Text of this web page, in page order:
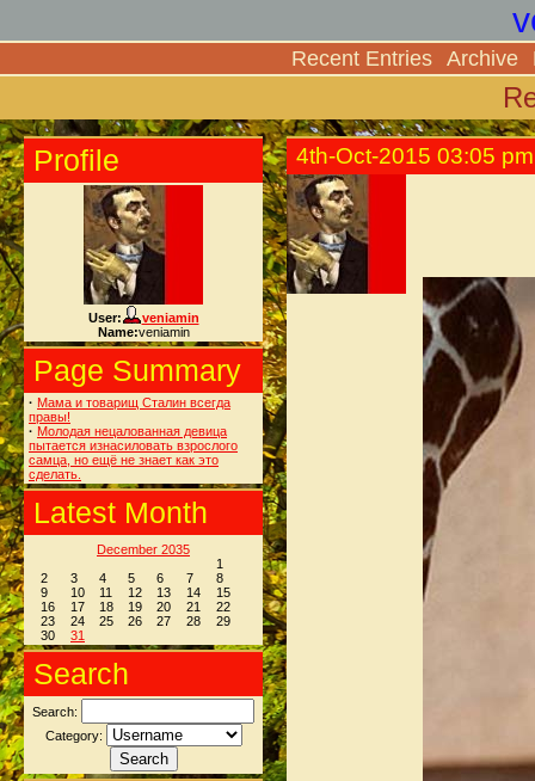
Recent Entries Archive
Profile
User:
veniamin
Name:veniamin
Page Summary
· Мама и товарищ Сталин всегда
правы!
· Молодая нецалованная девица
пытается изнасиловать взрослого
самца, но ещё не знает как это
сделать.
Latest Month
December 2035
1
2
3 4 5 6 7
8
9
10 11 12 13 14
15
16
17 18 19 20 21
22
23
24 25 26 27 28
29
30
31
Search
Search:
Category:
4th-Oct-2015 03:05 pm